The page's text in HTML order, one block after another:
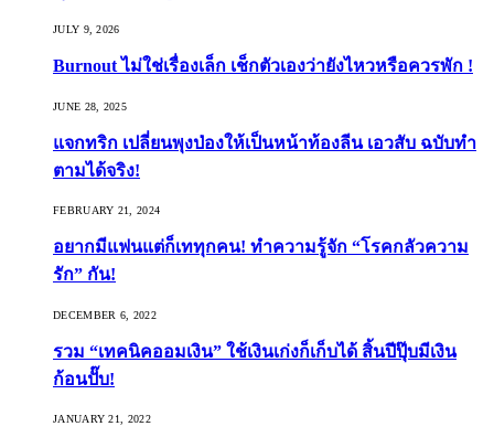
JULY 9, 2026
Burnout ไม่ใช่เรื่องเล็ก เช็กตัวเองว่ายังไหวหรือควรพัก !
JUNE 28, 2025
แจกทริก เปลี่ยนพุงป่องให้เป็นหน้าท้องลีน เอวสับ ฉบับทำ
ตามได้จริง!
FEBRUARY 21, 2024
อยากมีแฟนแต่ก็เททุกคน! ทำความรู้จัก “โรคกลัวความ
รัก” กัน!
DECEMBER 6, 2022
รวม “เทคนิคออมเงิน” ใช้เงินเก่งก็เก็บได้ สิ้นปีปุ๊บมีเงิน
ก้อนปั๊บ!
JANUARY 21, 2022